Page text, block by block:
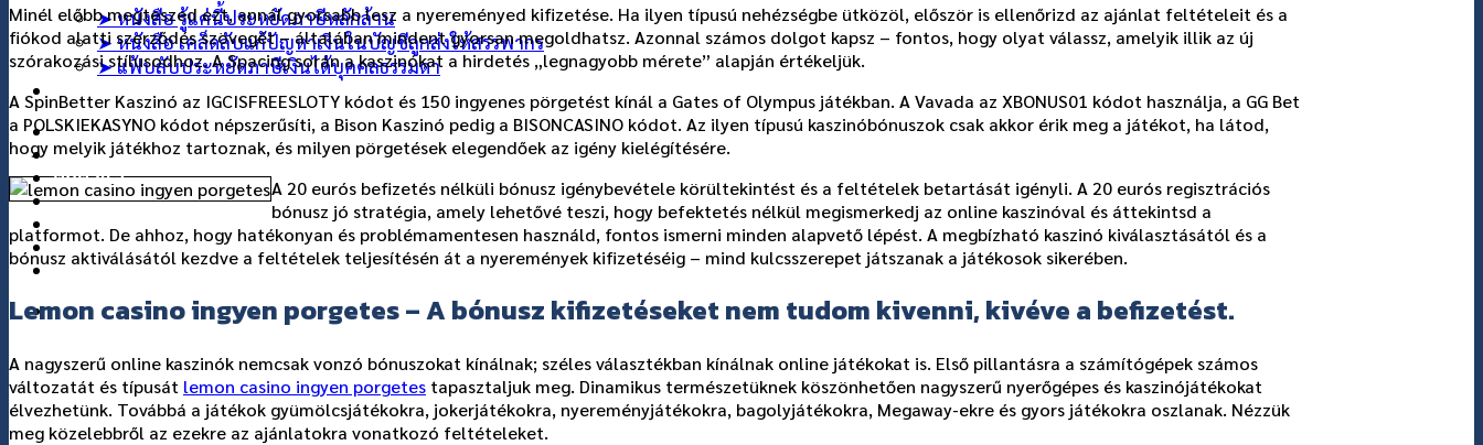
➤ หนังสือ รู้แค่นี้ประหยัดภาษีหลักล้าน
➤ หนังสือ เคล็ดลับแก้ปัญหาเงินในบัญชีถูกส่งให้สรรพากร
➤ แฟ้บลับประหยัดภาษีเงินได้บุคคลธรรมดา
บทความ
แกลอรี่
เกี่ยวกับเรา
ติดต่อเรา
Minél előbb megteszed ezt, annál gyorsabb lesz a nyereményed kifizetése. Ha ilyen típusú nehézségbe ütközöl, először is ellenőrizd az ajánlat feltételeit és a
fiókod alatti szerződés szövegét – általában mindent gyorsan megoldhatsz. Azonnal számos dolgot kapsz – fontos, hogy olyat válassz, amelyik illik az új
szórakozási stílusodhoz. A Spacing során a kaszinókat a hirdetés „legnagyobb mérete” alapján értékeljük.
A SpinBetter Kaszinó az IGCISFREESLOTY kódot és 150 ingyenes pörgetést kínál a Gates of Olympus játékban. A Vavada az XBONUS01 kódot használja, a GG Bet
a POLSKIEKASYNO kódot népszerűsíti, a Bison Kaszinó pedig a BISONCASINO kódot. Az ilyen típusú kaszinóbónuszok csak akkor érik meg a játékot, ha látod,
hogy melyik játékhoz tartoznak, és milyen pörgetések elegendőek az igény kielégítésére.
A 20 eurós befizetés nélküli bónusz igénybevétele körültekintést és a feltételek betartását igényli. A 20 eurós regisztrációs
bónusz jó stratégia, amely lehetővé teszi, hogy befektetés nélkül megismerkedj az online kaszinóval és áttekintsd a
platformot. De ahhoz, hogy hatékonyan és problémamentesen használd, fontos ismerni minden alapvető lépést. A megbízható kaszinó kiválasztásától és a
bónusz aktiválásától kezdve a feltételek teljesítésén át a nyeremények kifizetéséig – mind kulcsszerepet játszanak a játékosok sikerében.
Lemon casino ingyen porgetes – A bónusz kifizetéseket nem tudom kivenni, kivéve a befizetést.
A nagyszerű online kaszinók nemcsak vonzó bónuszokat kínálnak; széles választékban kínálnak online játékokat is. Első pillantásra a számítógépek számos
változatát és típusát lemon casino ingyen porgetes tapasztaljuk meg. Dinamikus természetüknek köszönhetően nagyszerű nyerőgépes és kaszinójátékokat
élvezhetünk. Továbbá a játékok gyümölcsjátékokra, jokerjátékokra, nyereményjátékokra, bagolyjátékokra, Megaway-ekre és gyors játékokra oszlanak. Nézzük
meg közelebbről az ezekre az ajánlatokra vonatkozó feltételeket.